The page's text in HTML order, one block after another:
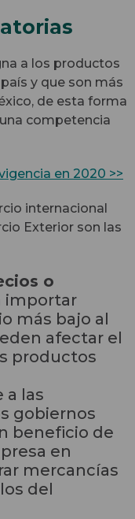
a los productos
y que son más
de esta forma
competencia
en 2020 >>
internacional
Exterior son las
o
importar
más bajo al
afectar el
productos
a las
gobiernos
beneficio de
en
mercancías
del